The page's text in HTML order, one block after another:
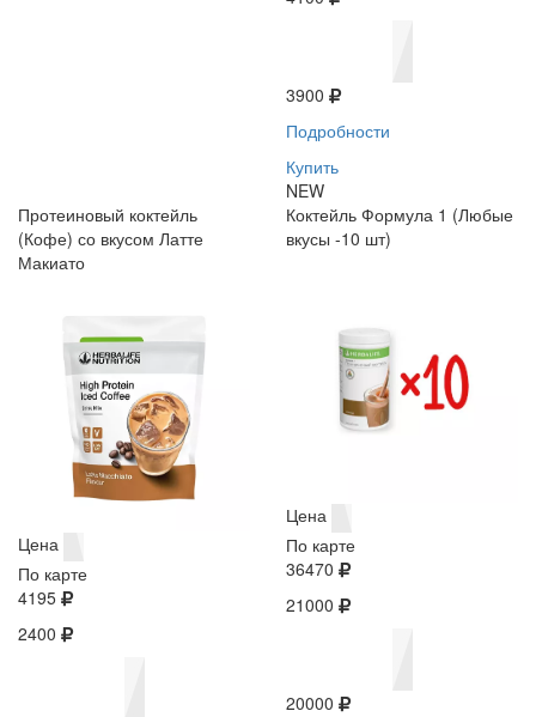
3900
Подробности
Купить
NEW
Протеиновый коктейль
(Кофе) со вкусом Латте
Макиато
Цена
По карте
4195
2400
Коктейль Формула 1 (Любые
вкусы -10 шт)
Цена
По карте
36470
21000
20000